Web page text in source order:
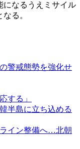
になるうえミサイル
る。
警戒態勢を強化せ
する」
半島に立ち込める
イン整備へ…北朝